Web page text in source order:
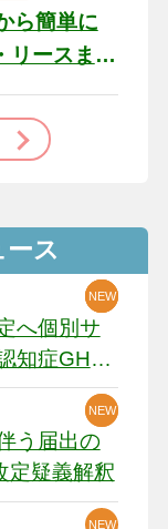
ら簡単に
リースま
ース
へ個別サ
知症GH、
NEW
NEW
NEW
う届出の
定疑義解釈
NEW
NEW
NEW